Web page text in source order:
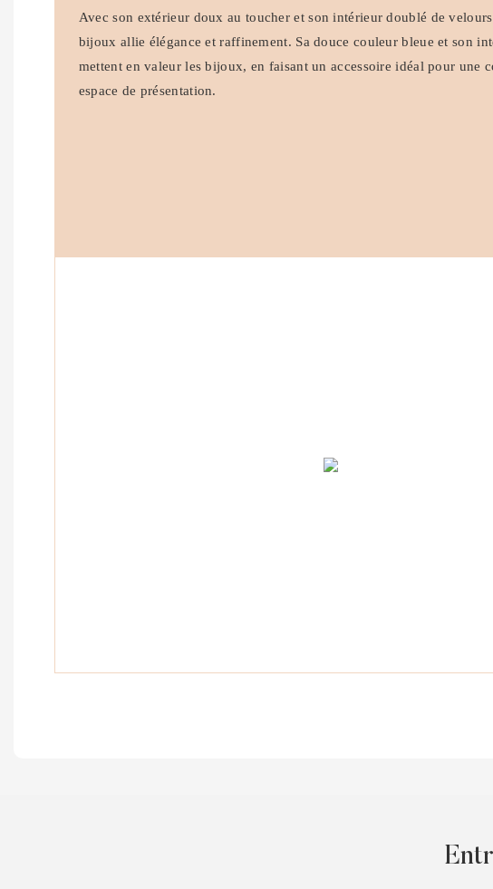
Avec son extérieur doux au toucher et son intérieur doublé de
bijoux allie élégance et raffinement. Sa douce couleur bleue et son
mettent en valeur les bijoux, en faisant un accessoire idéal pour une
espace de présentation.